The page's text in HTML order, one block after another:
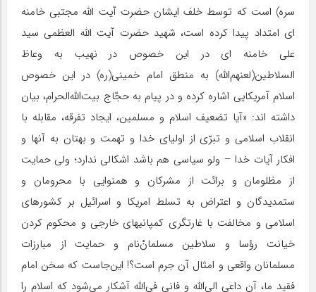
سره) است که توسط خلف ایشان حضرت آیت الله مجتبی خامنه
ای امتداد پیدا کرده است، شهید حضرت آیت الله العظمی سید
علی خامنه ای در این خصوص در نهیب به وعاظ
السلاطین(لعنهم‌اللَّه) به منطق امام خمینی(ره) در این خصوص
اسلام آمریکایی اشاره کرده و در پیام به حجّاج بیت‌الله‌الحرام، بیان
داشته اند: «آیا تضعیف اسلام و مسلمین، ایجاد تفرقه، مقابله با
انقلاب اسلامی و تبرّی از اولیای خدا و تهمت و بهتان به آنها و
افکار آیات خدا – ولو سیاسی هم باشد اشکالی ندارد؛ ولی حمایت
از مظلومان و برائت از مشرکان و همنوایی با محرومان و
ستمدیدگان و اعتراض به تسلط امریکا و اسرائیل بر کشورهای
اسلامی و مخالفت با غارتگری کمپانیهای خارجی و محکوم کردن
خیانت رؤسا و سلاطین مسلمانْ‌نام و حمایت از مبارزات
مسلمانان واقعی و امثال آن جرم است؟! این‌جاست که سخن امام
فقید ما، آن داعی الی‌اللَّه و فانی فی‌اللَّه آشکار می‌شود که اسلام را